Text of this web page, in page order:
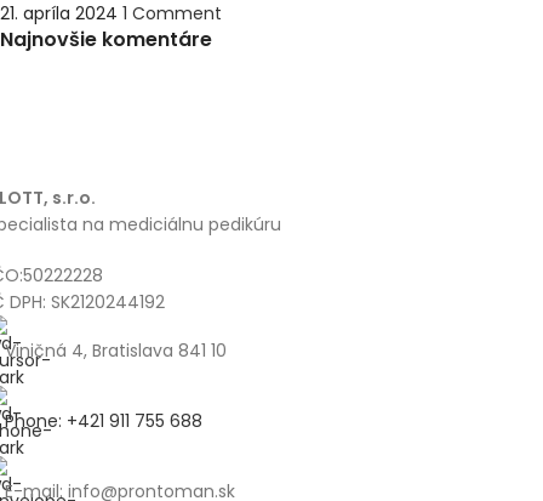
21. apríla 2024 1 Comment
Najnovšie komentáre
s.r.o.
na mediciálnu pedikúru
DPH: SK2120244192
Viničná 4, Bratislava 841 10
Phone: +421 911 755 688
E-mail: info@prontoman.sk